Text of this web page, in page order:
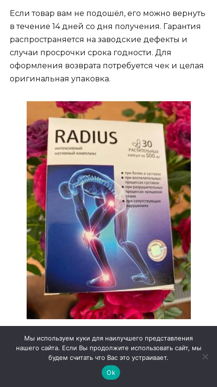
Если товар вам не подошёл, его можно вернуть
в течение 14 дней со дня получения. Гарантия
распространяется на заводские дефекты и
случаи просрочки срока годности. Для
оформления возврата потребуется чек и целая
оригинальная упаковка.
FAQ (часто задаваемые
Мы используем куки для наилучшего представления
нашего сайта. Если Вы продолжите использовать сайт, мы
будем считать что Вас это устраивает.
Ok